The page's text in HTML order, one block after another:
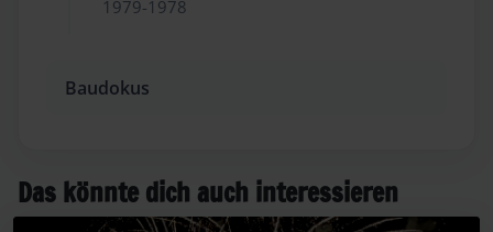
1979-1978
Baudokus
Das könnte dich auch interessieren